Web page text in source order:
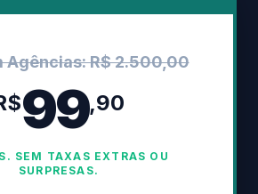
Agências: R$ 2.500,00
99,90
SEM TAXAS EXTRAS OU
SURPRESAS.